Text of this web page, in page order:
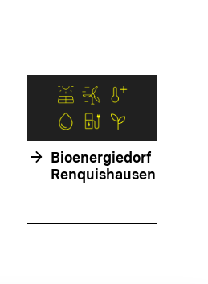
arrow_forward Bioenergiedorf
Renquishausen